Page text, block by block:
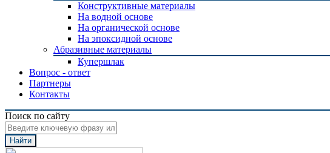
Конструктивные материалы
На водной основе
На органической основе
На эпоксидной основе
Абразивные материалы
Купершлак
Вопрос - ответ
Партнеры
Контакты
Поиск по сайту
Найти